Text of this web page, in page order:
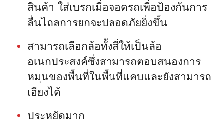
สินค้า ใส่เบรกเมื่อจอดรถเพื่อป้องกันการ
ลื่นไถลการยกจะปลอดภัยยิ่งขึ้น
สามารถเลือกล้อทั้งสี่ให้เป็นล้อ
อเนกประสงค์ซึ่งสามารถตอบสนองการ
หมุนของพื้นที่ในพื้นที่แคบและยังสามารถ
เอียงได้
ประหยัดมาก